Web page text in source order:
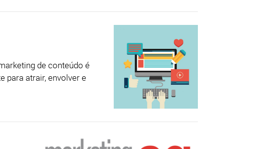
de conteúdo é
para atrair, envolver e